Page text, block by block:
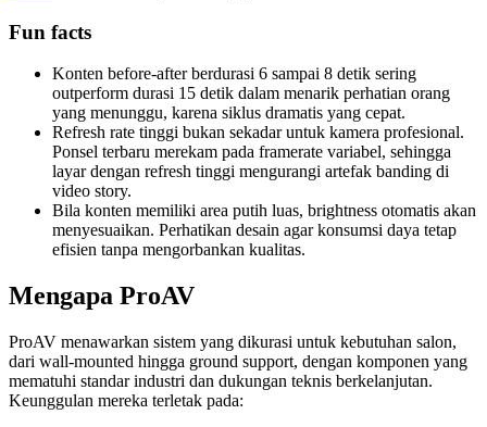
Fun facts
Konten before-after berdurasi 6 sampai 8 detik sering
outperform durasi 15 detik dalam menarik perhatian orang
yang menunggu, karena siklus dramatis yang cepat.
Refresh rate tinggi bukan sekadar untuk kamera profesional.
Ponsel terbaru merekam pada framerate variabel, sehingga
layar dengan refresh tinggi mengurangi artefak banding di
video story.
Bila konten memiliki area putih luas, brightness otomatis akan
menyesuaikan. Perhatikan desain agar konsumsi daya tetap
efisien tanpa mengorbankan kualitas.
Mengapa ProAV
ProAV menawarkan sistem yang dikurasi untuk kebutuhan salon,
dari wall-mounted hingga ground support, dengan komponen yang
mematuhi standar industri dan dukungan teknis berkelanjutan.
Keunggulan mereka terletak pada: